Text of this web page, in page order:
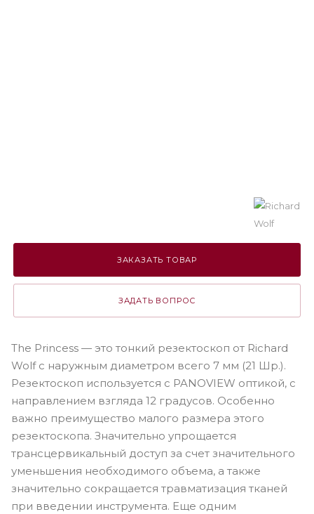
ЗАКАЗАТЬ ТОВАР
ЗАДАТЬ ВОПРОС
The Princess — это тонкий резектоскоп от Richard
Wolf c наружным диаметром всего 7 мм (21 Шр.).
Резектоскоп используется с PANOVIEW оптикой, с
направлением взгляда 12 градусов. Особенно
важно преимущество малого размера этого
резектоскопа. Значительно упрощается
трансцервикальный доступ за счет значительного
уменьшения необходимого объема, а также
значительно сокращается травматизация тканей
при введении инструмента. Еще одним